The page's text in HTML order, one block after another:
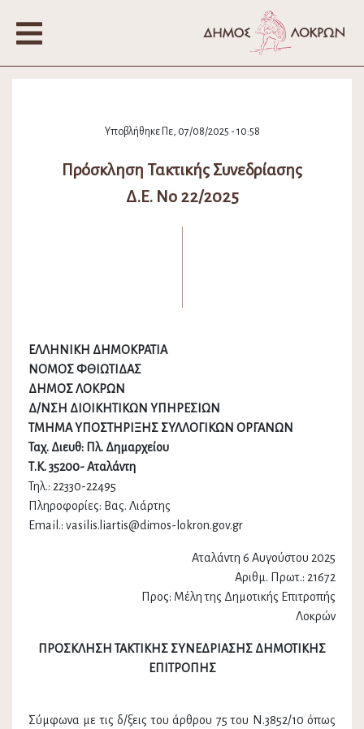
Υποβλήθηκε Πε, 07/08/2025 - 10:58
Πρόσκληση Τακτικής Συνεδρίασης
Δ.Ε. Νο 22/2025
ΕΛΛΗΝΙΚΗ ΔΗΜΟΚΡΑΤΙΑ
ΝΟΜΟΣ ΦΘΙΩΤΙΔΑΣ
ΔΗΜΟΣ ΛΟΚΡΩΝ
Δ/ΝΣΗ ΔΙΟΙΚΗΤΙΚΩΝ ΥΠΗΡΕΣΙΩΝ
ΤΜΗΜΑ ΥΠΟΣΤΗΡΙΞΗΣ ΣΥΛΛΟΓΙΚΩΝ ΟΡΓΑΝΩΝ
Ταχ. Διευθ: Πλ. Δημαρχείου
Τ.Κ. 35200- Αταλάντη
Τηλ.: 22330-22495
Πληροφορίες: Βας. Λιάρτης
Email.: vasilis.liartis@dimos-lokron.gov.gr
Αταλάντη 6 Αυγούστου 2025
Αριθμ. Πρωτ.: 21672
Προς: Μέλη της Δημοτικής Επιτροπής
Λοκρών
ΠΡΟΣΚΛΗΣΗ ΤΑΚΤΙΚΗΣ ΣΥΝΕΔΡΙΑΣΗΣ ΔΗΜΟΤΙΚΗΣ
ΕΠΙΤΡΟΠΗΣ
Σύμφωνα με τις δ/ξεις του άρθρου 75 του Ν.3852/10 όπως